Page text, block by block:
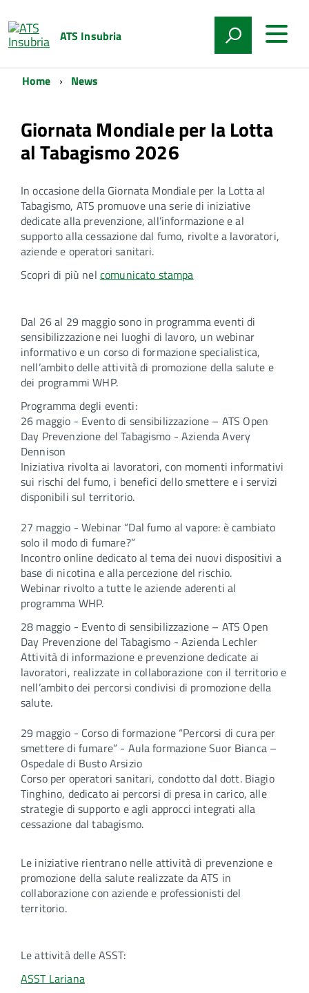
ATS Insubria
Home News
Giornata Mondiale per la Lotta
al Tabagismo 2026
In occasione della Giornata Mondiale per la Lotta al
Tabagismo, ATS promuove una serie di iniziative
dedicate alla prevenzione, all’informazione e al
supporto alla cessazione dal fumo, rivolte a lavoratori,
aziende e operatori sanitari.
Scopri di più nel comunicato stampa
Dal 26 al 29 maggio sono in programma eventi di
sensibilizzazione nei luoghi di lavoro, un webinar
informativo e un corso di formazione specialistica,
nell’ambito delle attività di promozione della salute e
dei programmi WHP.
Programma degli eventi:
26 maggio - Evento di sensibilizzazione – ATS Open
Day Prevenzione del Tabagismo - Azienda Avery
Dennison
Iniziativa rivolta ai lavoratori, con momenti informativi
sui rischi del fumo, i benefici dello smettere e i servizi
disponibili sul territorio.
27 maggio - Webinar “Dal fumo al vapore: è cambiato
solo il modo di fumare?”
Incontro online dedicato al tema dei nuovi dispositivi a
base di nicotina e alla percezione del rischio.
Webinar rivolto a tutte le aziende aderenti al
programma WHP.
28 maggio - Evento di sensibilizzazione – ATS Open
Day Prevenzione del Tabagismo - Azienda Lechler
Attività di informazione e prevenzione dedicate ai
lavoratori, realizzate in collaborazione con il territorio e
nell’ambito dei percorsi condivisi di promozione della
salute.
29 maggio - Corso di formazione “Percorsi di cura per
smettere di fumare” - Aula formazione Suor Bianca –
Ospedale di Busto Arsizio
Corso per operatori sanitari, condotto dal dott. Biagio
Tinghino, dedicato ai percorsi di presa in carico, alle
strategie di supporto e agli approcci integrati alla
cessazione dal tabagismo.
Le iniziative rientrano nelle attività di prevenzione e
promozione della salute realizzate da ATS in
collaborazione con aziende e professionisti del
territorio.
Le attività delle ASST:
ASST Lariana